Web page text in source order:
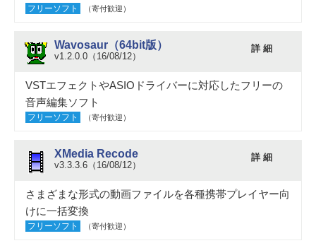
フリーソフト （寄付歓迎）
Wavosaur（64bit版）
v1.2.0.0（16/08/12）
詳 細
VSTエフェクトやASIOドライバーに対応したフリーの
音声編集ソフト
フリーソフト （寄付歓迎）
XMedia Recode
v3.3.3.6（16/08/12）
詳 細
さまざまな形式の動画ファイルを各種携帯プレイヤー向
けに一括変換
フリーソフト （寄付歓迎）